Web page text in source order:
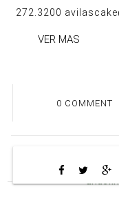
272.3200
VER MAS
0 COMMENT